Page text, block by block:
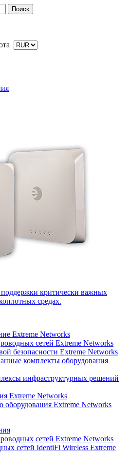
критически важных
средах.
Extreme Networks
сетей Extreme Networks
безопасности Extreme Networks
комплекты оборудования
инфраструктурных решений
Extreme Networks
оборудования Extreme Networks
сетей Extreme Networks
сетей IdentiFi Wireless Extreme